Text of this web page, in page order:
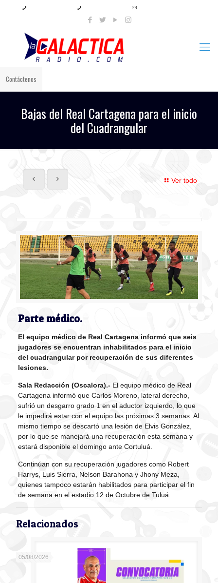
Contáctenos
Bajas del Real Cartagena para el inicio
del Cuadrangular
Ver todo
Parte médico.
El equipo médico de Real Cartagena informó que seis
jugadores se encuentran inhabilitados para el inicio
del cuadrangular por recuperación de sus diferentes
lesiones.
Sala Redacción (Oscalora).-El equipo médico de Real
Cartagena informó que Carlos Moreno, lateral derecho,
sufrió un desgarro grado 1 en el aductor izquierdo, lo que
le impedirá estar con el equipo las próximas 3 semanas. Al
mismo tiempo se descartó una lesión de Elvis González,
por lo que se manejará una recuperación esta semana y
estará disponible el domingo ante Cortuluá.
Continúan con su recuperación jugadores como Robert
Harrys, Luis Sierra, Nelson Barahona y Jhony Meza,
quienes tampoco estarán habilitados para participar el fin
de semana en el estadio 12 de Octubre de Tuluá.
Relacionados
05/08/2026